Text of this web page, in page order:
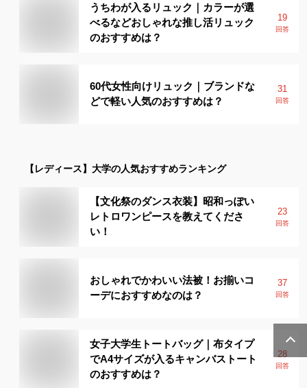
うちわが入るリュック｜カラーが選
べるなどおしゃれな推し活リュック
のおすすめは？
19
回答
60代女性向けリュック｜ブランドな
どで軽い人気のおすすめは？
31
回答
【レディース】 大学の人気おすすめランキング
【文化祭のダンス衣装】昭和っぽい
レトロワンピースを教えてくださ
い！
23
回答
おしゃれでかわいい法被！お揃いコ
ーデにおすすめなのは？
37
回答
女子大学生トートバッグ｜布タイプ
でA4サイズが入るキャンバストート
のおすすめは？
28
回答